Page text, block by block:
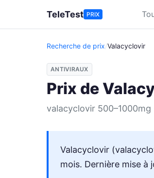
TeleTest PRIX
Recherche de prix/Valacyclovir
ANTIVIRAUX
Prix de
valacyclovir 500–1000mg
Valacyclovir
mois. Dernière mise à